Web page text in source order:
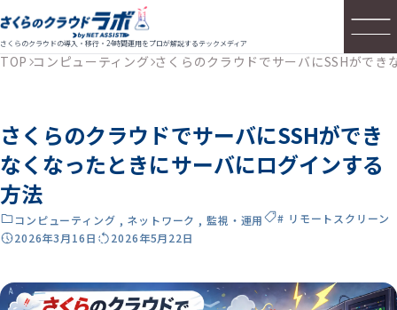
さくらのクラウドの導入・移行・24時間運用をプロが解説するテックメディア
TOP コンピューティング さくらのクラウドでサーバにSSHがで
さくらのクラウドでサーバにSSHができ
なくなったときにサーバにログインする
方法
コンピューティング , ネットワーク , 監視・運用
# リモートスクリーン
2026年3月16日
2026年5月22日